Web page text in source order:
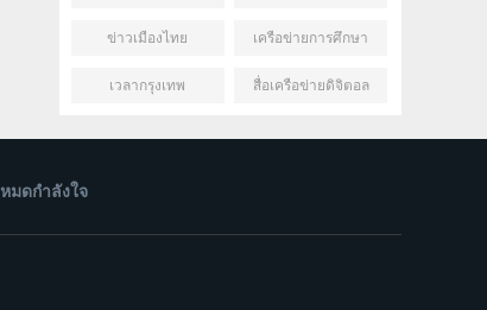
ข่าวเมืองไทย เครือข่ายการศึกษา
เวลากรุงเทพ สื่อเครือข่ายดิจิตอล
หมดกำลังใจ